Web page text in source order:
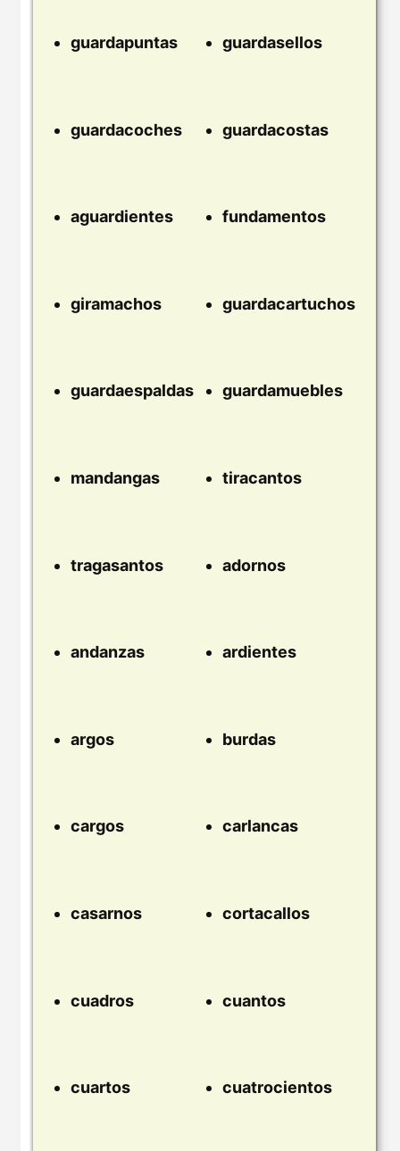
guardapuntas guardasellos
guardacoches guardacostas
aguardientes fundamentos
giramachos guardacartuchos
guardaespaldas guardamuebles
mandangas tiracantos
tragasantos adornos
andanzas ardientes
argos burdas
cargos carlancas
casarnos cortacallos
cuadros cuantos
cuartos cuatrocientos